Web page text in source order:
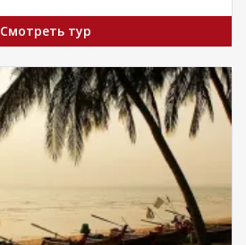
Смотреть тур